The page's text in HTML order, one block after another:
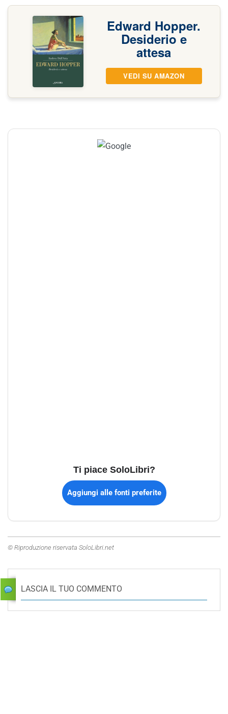
Edward Hopper.
Desiderio e
attesa
VEDI SU AMAZON
Ti piace SoloLibri?
Aggiungi alle fonti preferite
© Riproduzione riservata SoloLibri.net
LASCIA IL TUO COMMENTO